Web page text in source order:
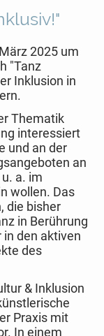
2025 um
"Tanz
Inklusion in
Thematik
interessiert
und an der
an
a. im
wollen. Das
die bisher
in Berührung
den aktiven
des
& Inklusion
Praxis mit
In einem